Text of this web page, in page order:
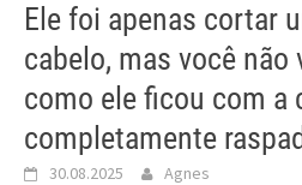
Ele foi apenas cortar
cabelo, mas você não
como ele ficou com a
completamente
30.08.2025 Agnes